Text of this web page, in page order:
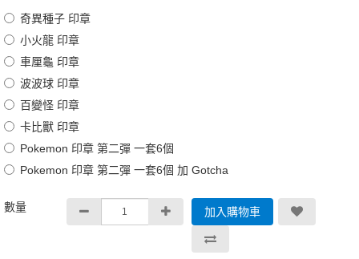
奇異種子 印章
小火龍 印章
車厘龜 印章
波波球 印章
百變怪 印章
卡比獸 印章
Pokemon 印章 第二彈 一套6個
Pokemon 印章 第二彈 一套6個 加 Gotcha
數量 加入購物車